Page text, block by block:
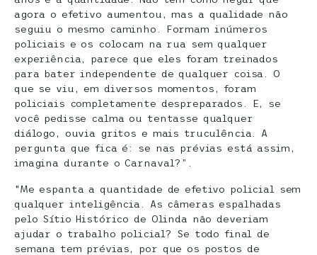
agora o efetivo aumentou, mas a qualidade não
seguiu o mesmo caminho. Formam inúmeros
policiais e os colocam na rua sem qualquer
experiência, parece que eles foram treinados
para bater independente de qualquer coisa. O
que se viu, em diversos momentos, foram
policiais completamente despreparados. E, se
você pedisse calma ou tentasse qualquer
diálogo, ouvia gritos e mais truculência. A
pergunta que fica é: se nas prévias está assim,
imagina durante o Carnaval?”.
“Me espanta a quantidade de efetivo policial sem
qualquer inteligência. As câmeras espalhadas
pelo Sítio Histórico de Olinda não deveriam
ajudar o trabalho policial? Se todo final de
semana tem prévias, por que os postos de